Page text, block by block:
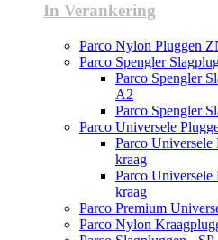
In Verankering
Parco Nylon Pluggen
Parco Spengler
Parco Spengler
A2
Parco Spengler
Parco Universele
Parco Universele
kraag
Parco Universele
kraag
Parco Premium
Parco Nylon